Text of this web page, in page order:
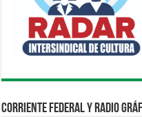
Corriente Federal y Radio